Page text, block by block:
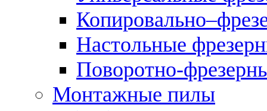
Настольные
Поворотно-
Монтажные пилы